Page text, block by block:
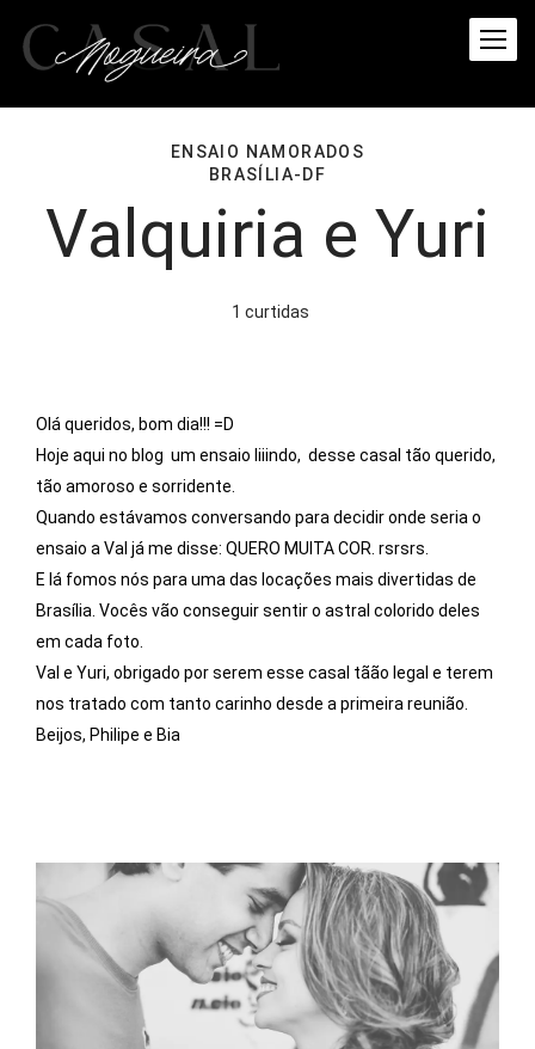
ENSAIO NAMORADOS
BRASÍLIA-DF
Valquiria e Yuri
1 curtidas
Olá queridos, bom dia!!! =D
Hoje aqui no blog um ensaio liiindo, desse casal tão querido,
tão amoroso e sorridente.
Quando estávamos conversando para decidir onde seria o
ensaio a Val já me disse: QUERO MUITA COR. rsrsrs.
E lá fomos nós para uma das locações mais divertidas de
Brasília. Vocês vão conseguir sentir o astral colorido deles
em cada foto.
Val e Yuri, obrigado por serem esse casal tãão legal e terem
nos tratado com tanto carinho desde a primeira reunião.
Beijos, Philipe e Bia